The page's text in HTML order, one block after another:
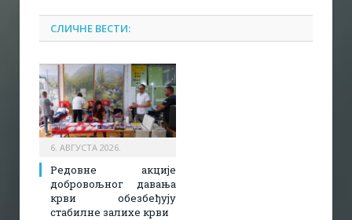
СЛИЧНЕ ВЕСТИ:
6. АВГУСТА 2026.
Редовне акције
добровољног давања
крви обезбеђују
стабилне залихе крви